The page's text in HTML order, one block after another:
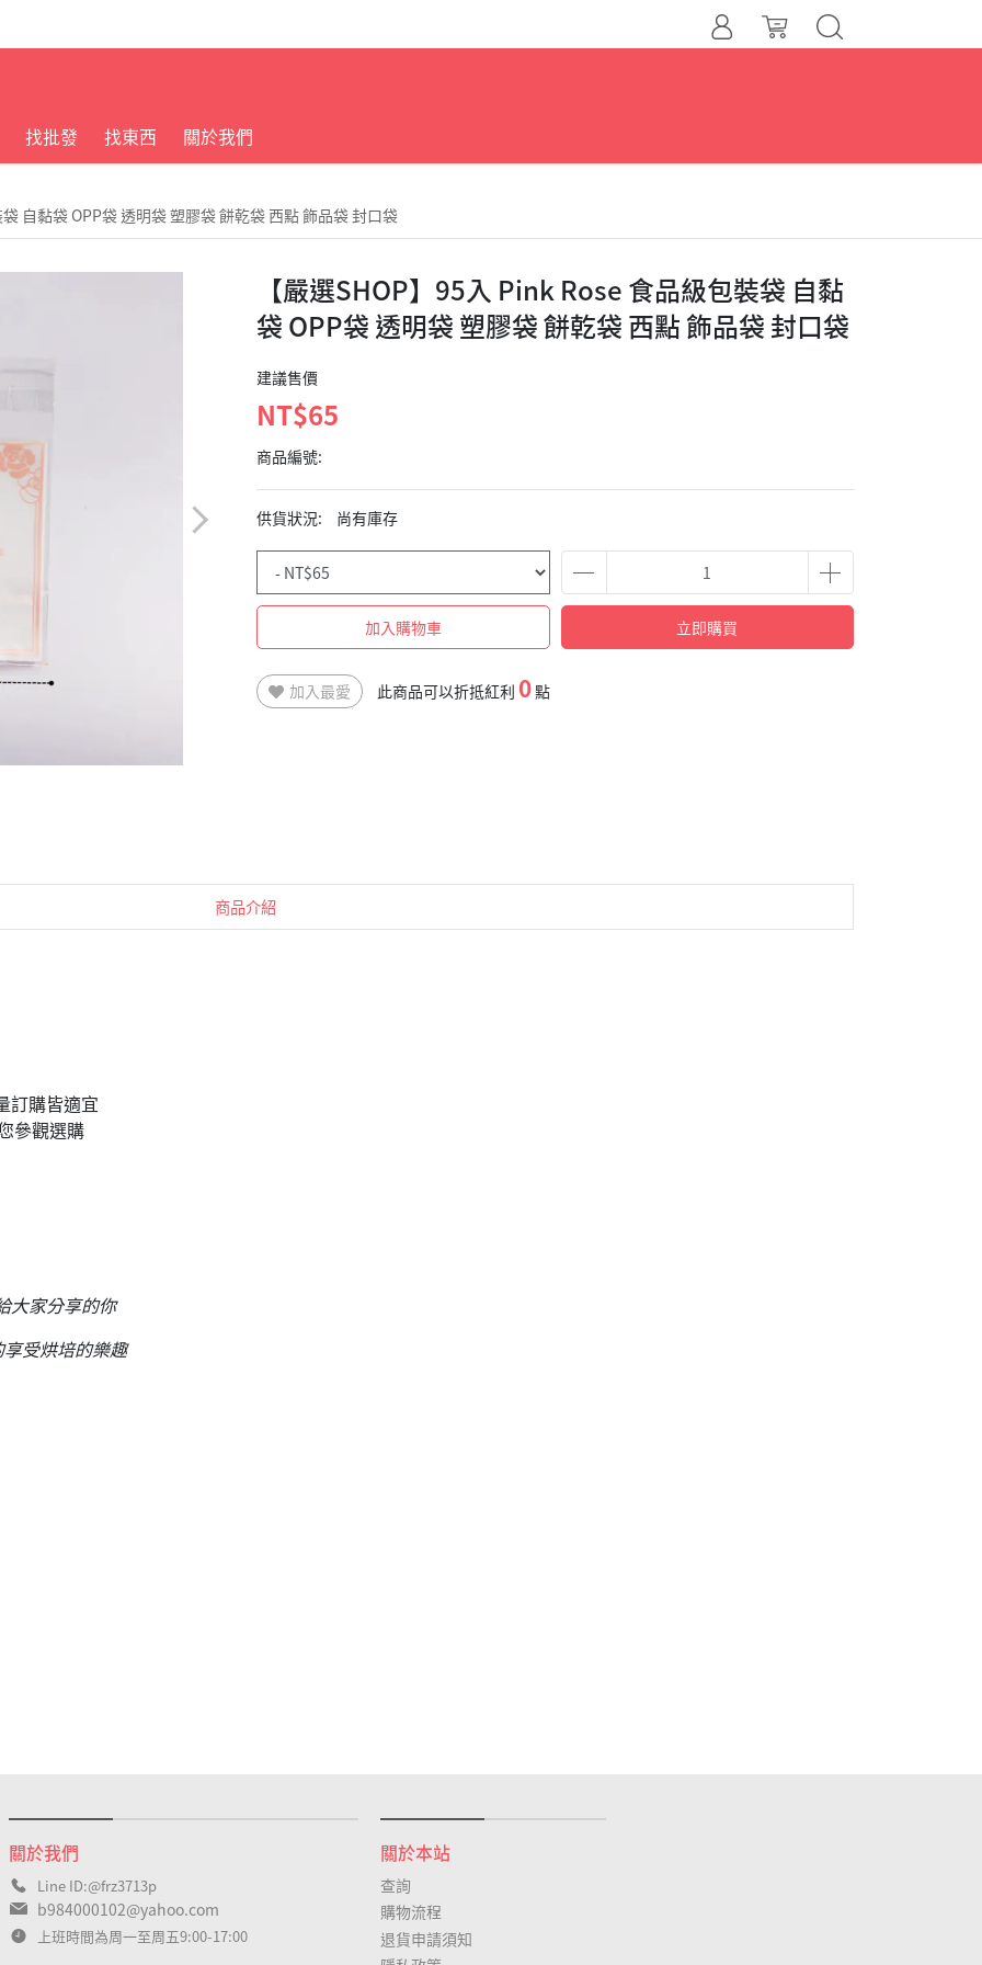
找批發 找東西 關於我們
自黏袋 OPP袋 透明袋 塑膠袋 餅乾袋 西點 飾品袋 封口袋
【嚴選SHOP】95入 Pink Rose 食品級包裝袋 自黏
袋 OPP袋 透明袋 塑膠袋 餅乾袋 西點 飾品袋 封口袋
建議售價
NT$65
商品編號:
供貨狀況: 尚有庫存
加入購物車 立即購買
加入最愛 此商品可以折抵紅利 0點
商品介紹
訂購皆適宜
參觀選購
大家分享的你
受烘培的樂趣
關於我們
Line ID:@frz3713p
b984000102@yahoo.com
上班時間為周一至周五9:00-17:00
關於本站
查詢
購物流程
退貨申請須知